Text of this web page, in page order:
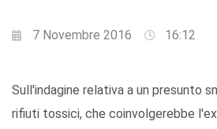
7 Novembre 2016 16:12
Sull'indagine relativa a un presunto
rifiuti tossici, che coinvolgerebbe